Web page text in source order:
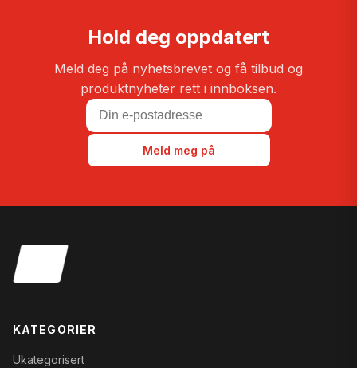
Hold deg oppdatert
Meld deg på nyhetsbrevet og få tilbud og
produktnyheter rett i innboksen.
Meld meg på
KATEGORIER
Ukategorisert